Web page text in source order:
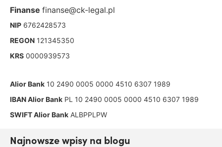
Finanse finanse@ck-legal.pl
NIP 6762428573
REGON 121345350
KRS 0000939573
Alior Bank 10 2490 0005 0000 4510 6307 1989
IBAN Alior Bank PL 10 2490 0005 0000 4510 6307 1989
SWIFT Alior Bank ALBPPLPW
Najnowsze wpisy na blogu